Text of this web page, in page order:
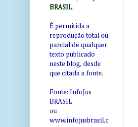
BRASIL.
É permitida a
reprodução total ou
parcial de qualquer
texto publicado
neste blog, desde
que citada a fonte.
Fonte: InfoJus
BRASIL
ou
www.infojusbrasil.c